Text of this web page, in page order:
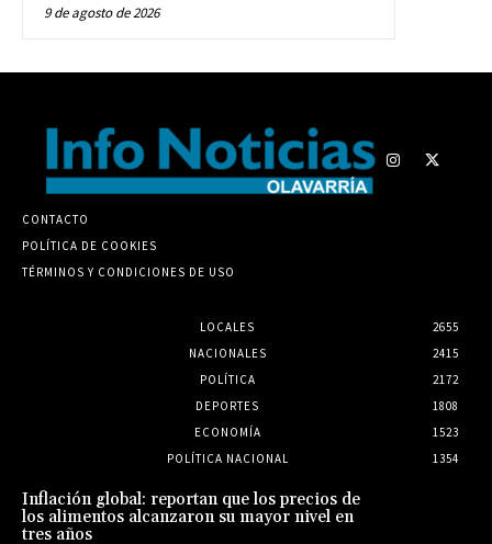
9 de agosto de 2026
CONTACTO
POLÍTICA DE COOKIES
TÉRMINOS Y CONDICIONES DE USO
LOCALES
2655
NACIONALES
2415
POLÍTICA
2172
DEPORTES
1808
ECONOMÍA
1523
POLÍTICA NACIONAL
1354
Inflación global: reportan que los precios de
los alimentos alcanzaron su mayor nivel en
tres años